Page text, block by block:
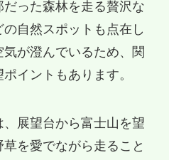
った森林を走る贅沢な
自然スポットも点在し
が澄んでいるため、関
イントもあります。
、展望台から富士山を望
を愛でながら走ること